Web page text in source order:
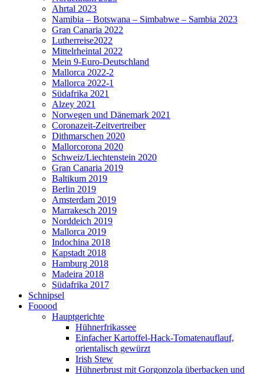
Ahrtal 2023
Namibia – Botswana – Simbabwe – Sambia 2023
Gran Canaria 2022
Lutherreise2022
Mittelrheintal 2022
Mein 9-Euro-Deutschland
Mallorca 2022-2
Mallorca 2022-1
Südafrika 2021
Alzey 2021
Norwegen und Dänemark 2021
Coronazeit-Zeitvertreiber
Dithmarschen 2020
Mallorcorona 2020
Schweiz/Liechtenstein 2020
Gran Canaria 2019
Baltikum 2019
Berlin 2019
Amsterdam 2019
Marrakesch 2019
Norddeich 2019
Mallorca 2019
Indochina 2018
Kapstadt 2018
Hamburg 2018
Madeira 2018
Südafrika 2017
Schnipsel
Fooood
Hauptgerichte
Hühnerfrikassee
Einfacher Kartoffel-Hack-Tomatenauflauf,
orientalisch gewürzt
Irish Stew
Hühnerbrust mit Gorgonzola überbacken und